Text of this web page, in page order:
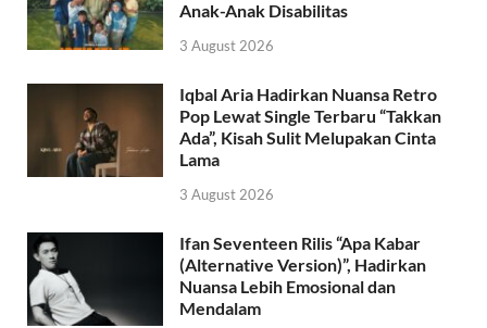
Anak-Anak Disabilitas
3 August 2026
Iqbal Aria Hadirkan Nuansa Retro
Pop Lewat Single Terbaru “Takkan
Ada”, Kisah Sulit Melupakan Cinta
Lama
3 August 2026
Ifan Seventeen Rilis “Apa Kabar
(Alternative Version)”, Hadirkan
Nuansa Lebih Emosional dan
Mendalam